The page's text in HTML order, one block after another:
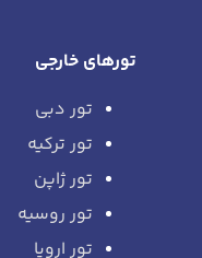
تورهای خارجی
تور دبی
تور ترکیه
تور ژاپن
تور روسیه
تور اروپا